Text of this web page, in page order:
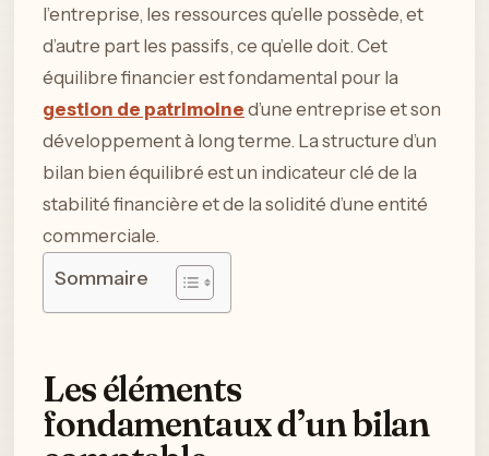
l’entreprise, les ressources qu’elle possède, et
d’autre part les passifs, ce qu’elle doit. Cet
équilibre financier est fondamental pour la
gestion de patrimoine d’une entreprise et son
développement à long terme. La structure d’un
bilan bien équilibré est un indicateur clé de la
stabilité financière et de la solidité d’une entité
commerciale.
Sommaire
Les éléments
fondamentaux d’un bilan